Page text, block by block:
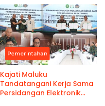
Pemerintahan
Kajati Maluku
Tandatangani Kerja Sama
Persidangan Elektronik